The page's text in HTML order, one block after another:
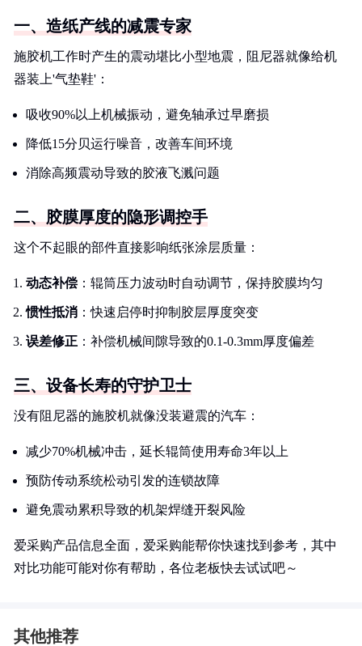
一、造纸产线的减震专家
施胶机工作时产生的震动堪比小型地震，阻尼器就像给机
器装上'气垫鞋'：
吸收90%以上机械振动，避免轴承过早磨损
降低15分贝运行噪音，改善车间环境
消除高频震动导致的胶液飞溅问题
二、胶膜厚度的隐形调控手
这个不起眼的部件直接影响纸张涂层质量：
动态补偿 ：辊筒压力波动时自动调节，保持胶膜均匀
惯性抵消 ：快速启停时抑制胶层厚度突变
误差修正 ：补偿机械间隙导致的0.1-0.3mm厚度偏差
三、设备长寿的守护卫士
没有阻尼器的施胶机就像没装避震的汽车：
减少70%机械冲击，延长辊筒使用寿命3年以上
预防传动系统松动引发的连锁故障
避免震动累积导致的机架焊缝开裂风险
爱采购产品信息全面，爱采购能帮你快速找到参考，其中
对比功能可能对你有帮助，各位老板快去试试吧～
其他推荐